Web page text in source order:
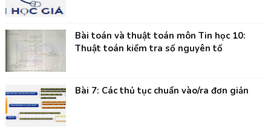
Bài toán và thuật toán môn Tin học 10:
Thuật toán kiểm tra số nguyên tố
Bài 7: Các thủ tục chuẩn vào/ra đơn giản